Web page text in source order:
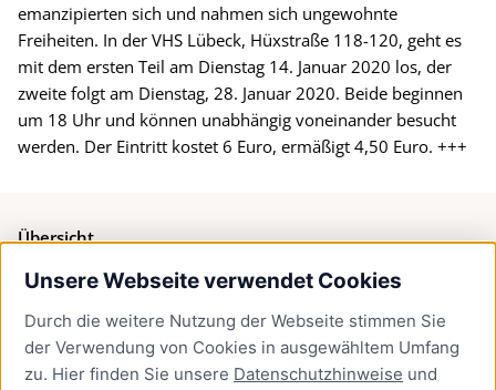
Unsere Webseite verwendet Cookies
Durch die weitere Nutzung der Webseite stimmen Sie
der Verwendung von Cookies in ausgewähltem Umfang
zu. Hier finden Sie unsere Datenschutzhinweise und
emanzipierten sich und nahmen sich ungewohnte
Freiheiten. In der VHS Lübeck, Hüxstraße 118-120, geht es
mit dem ersten Teil am Dienstag 14. Januar 2020 los, der
zweite folgt am Dienstag, 28. Januar 2020. Beide beginnen
um 18 Uhr und können unabhängig voneinander besucht
werden. Der Eintritt kostet 6 Euro, ermäßigt 4,50 Euro. +++
Übersicht
Bürgerservice
Presse
Newsletter Lübeck:kompakt